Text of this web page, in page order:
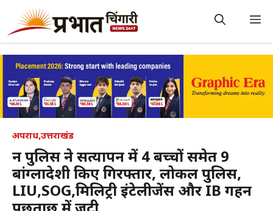
content
अपराध,उत्तराखंड
दून पुलिस ने सत्यापन में 4 बच्चों समेत 9
बांग्लादेशी किए गिरफ्तार, लोकल पुलिस,
LIU,SOG,मिलिट्री इंटेलीजेंस और IB गहन